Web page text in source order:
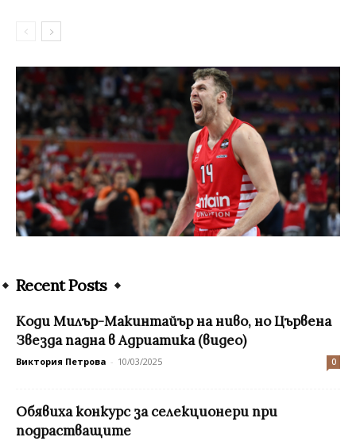
Recent Posts
Коди Милър-Макинтайър на ниво, но Цървена
Звезда падна в Адриатика (видео)
Виктория Петрова - 10/03/2025 0
Обявиха конкурс за селекционери при
подрастващите